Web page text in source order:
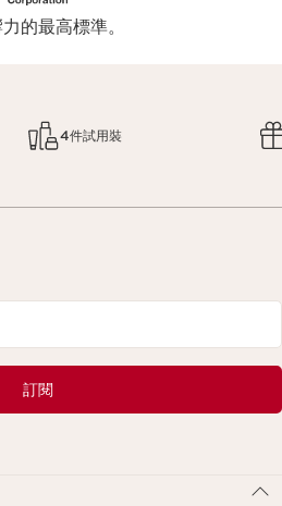
的最高標準。
4件試用裝
訂閱